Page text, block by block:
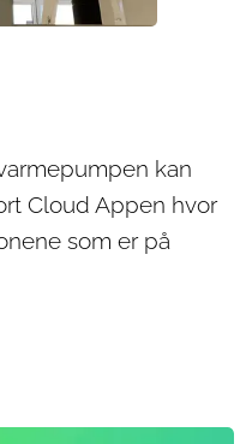
kan
Cloud Appen hvor
som er på